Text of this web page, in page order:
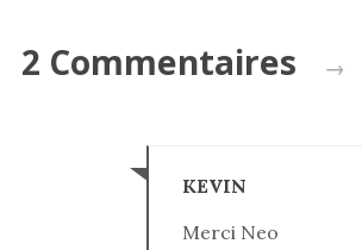
2 Commentaires →
KEVIN
Merci Neo